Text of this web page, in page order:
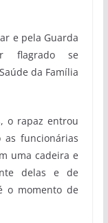
e pela Guarda
flagrado se
da Família
o rapaz entrou
funcionárias
uma cadeira e
delas e de
o momento de